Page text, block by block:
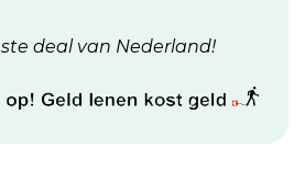
deal van Nederland!